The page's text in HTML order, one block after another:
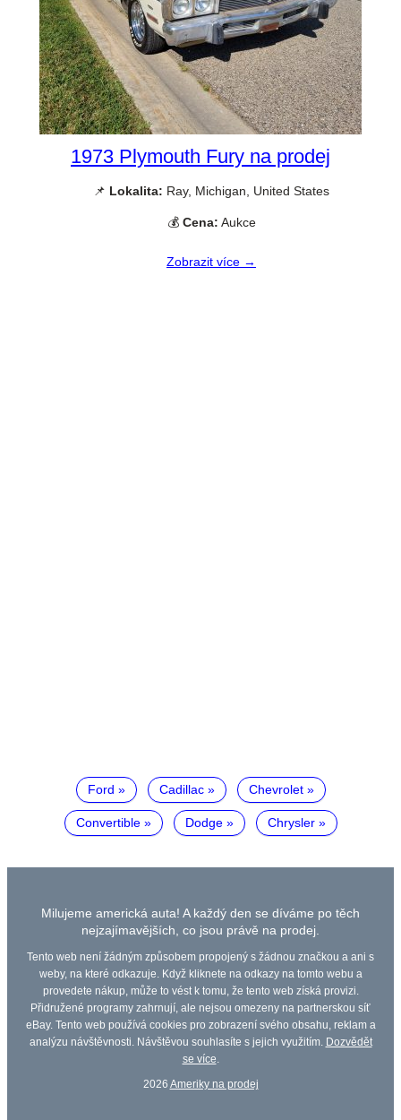
1973 Plymouth Fury na prodej
📌 Lokalita: Ray, Michigan, United States
💰 Cena: Aukce
Zobrazit více →
Ford Cadillac Chevrolet
Convertible Dodge Chrysler
Milujeme americká auta! A každý den se díváme po těch
nejzajímavějších, co jsou právě na prodej.
Tento web není žádným způsobem propojený s žádnou značkou a ani s
weby, na které odkazuje. Když kliknete na odkazy na tomto webu a
provedete nákup, může to vést k tomu, že tento web získá provizi.
Přidružené programy zahrnují, ale nejsou omezeny na partnerskou síť
eBay. Tento web používá cookies pro zobrazení svého obsahu, reklam a
analýzu návštěvnosti. Návštěvou souhlasíte s jejich využitím. Dozvědět
se více
2026 Ameriky na prodej